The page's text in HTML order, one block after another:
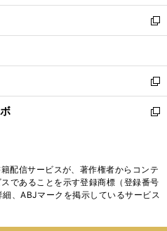
開
く
ウ
で
開
ン
ド
ウ
開
く
ウ
ィ
ン
ウ
で
開
く
し
い
ウ
ン
ド
ウ
で
新
し
ウ
ィ
ン
ド
く
新
し
い
ド
ウ
で
新
ィ
ン
配信サービスが、著作権者からコンテ
であることを示す登録商標（登録番号
、ABJマークを掲示しているサービス